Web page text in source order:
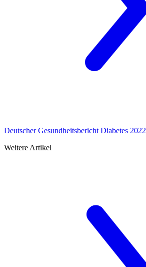
Deutscher Gesundheitsbericht Diabetes 2022
Weitere Artikel